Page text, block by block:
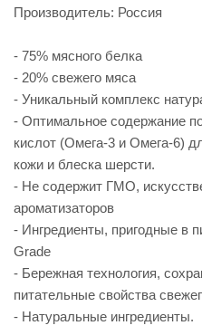
Производитель: Россия
- 75% мясного белка
- 20% свежего мяса
- Уникальный комплекс
- Оптимальное содержание
кислот (Омега-3 и Омега-6)
кожи и блеска шерсти.
- Не содержит ГМО,
ароматизаторов
- Ингредиенты, пригодные в
Grade
- Бережная технология,
питательные свойства
- Натуральные ингредиенты.